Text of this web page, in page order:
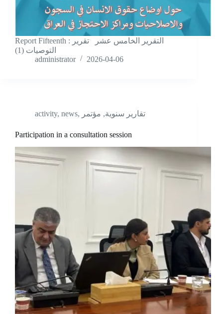
Report Fifteenth : التقرير الخامس عشر تقرير
administrator
2026-04-06
activity, news, تقارير سنوية, مؤتمر
Participation in a consultation session